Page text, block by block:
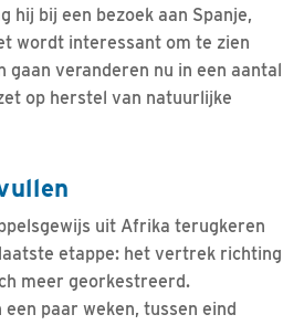
hij bij een bezoek aan Spanje,
wordt interessant om te zien
gaan veranderen nu in een aantal
op herstel van natuurlijke
uit Afrika terugkeren
etappe: het vertrek richting
meer georkestreerd.
paar weken, tussen eind